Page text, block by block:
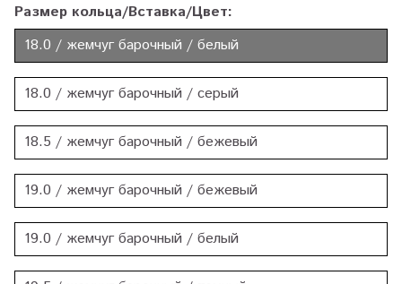
Размер кольца/Вставка/Цвет:
18.0 / жемчуг барочный / белый
18.0 / жемчуг барочный / серый
18.5 / жемчуг барочный / бежевый
19.0 / жемчуг барочный / бежевый
19.0 / жемчуг барочный / белый